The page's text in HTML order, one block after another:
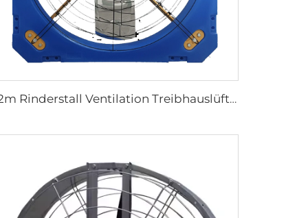
1,2m Rinderstall Ventilation Treibhauslüfter Milchvieh Abgase Lüfter Kuhstall Abgase